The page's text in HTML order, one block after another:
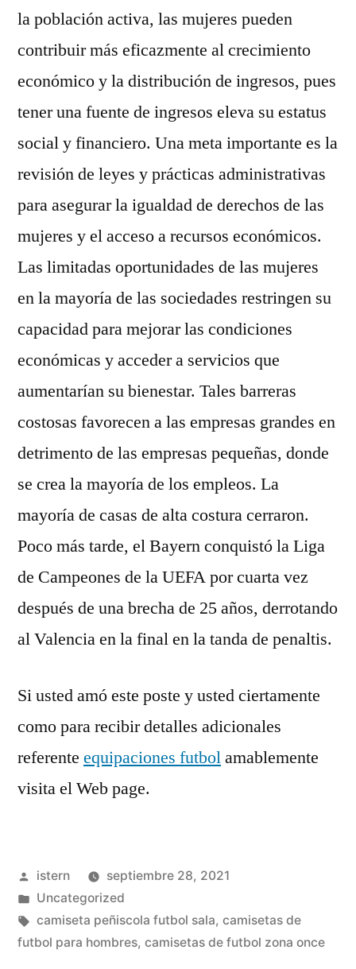
la población activa, las mujeres pueden
contribuir más eficazmente al crecimiento
económico y la distribución de ingresos, pues
tener una fuente de ingresos eleva su estatus
social y financiero. Una meta importante es la
revisión de leyes y prácticas administrativas
para asegurar la igualdad de derechos de las
mujeres y el acceso a recursos económicos.
Las limitadas oportunidades de las mujeres
en la mayoría de las sociedades restringen su
capacidad para mejorar las condiciones
económicas y acceder a servicios que
aumentarían su bienestar. Tales barreras
costosas favorecen a las empresas grandes en
detrimento de las empresas pequeñas, donde
se crea la mayoría de los empleos. La
mayoría de casas de alta costura cerraron.
Poco más tarde, el Bayern conquistó la Liga
de Campeones de la UEFA por cuarta vez
después de una brecha de 25 años, derrotando
al Valencia en la final en la tanda de penaltis.
Si usted amó este poste y usted ciertamente
como para recibir detalles adicionales
referente equipaciones futbolamablemente
visita el Web page.
Publicado
por
istern
septiembre 28, 2021
Publicado
en
Uncategorized
Etiquetas:
camiseta peñiscola futbol sala, camisetas de
futbol para hombres, camisetas de futbol zona once